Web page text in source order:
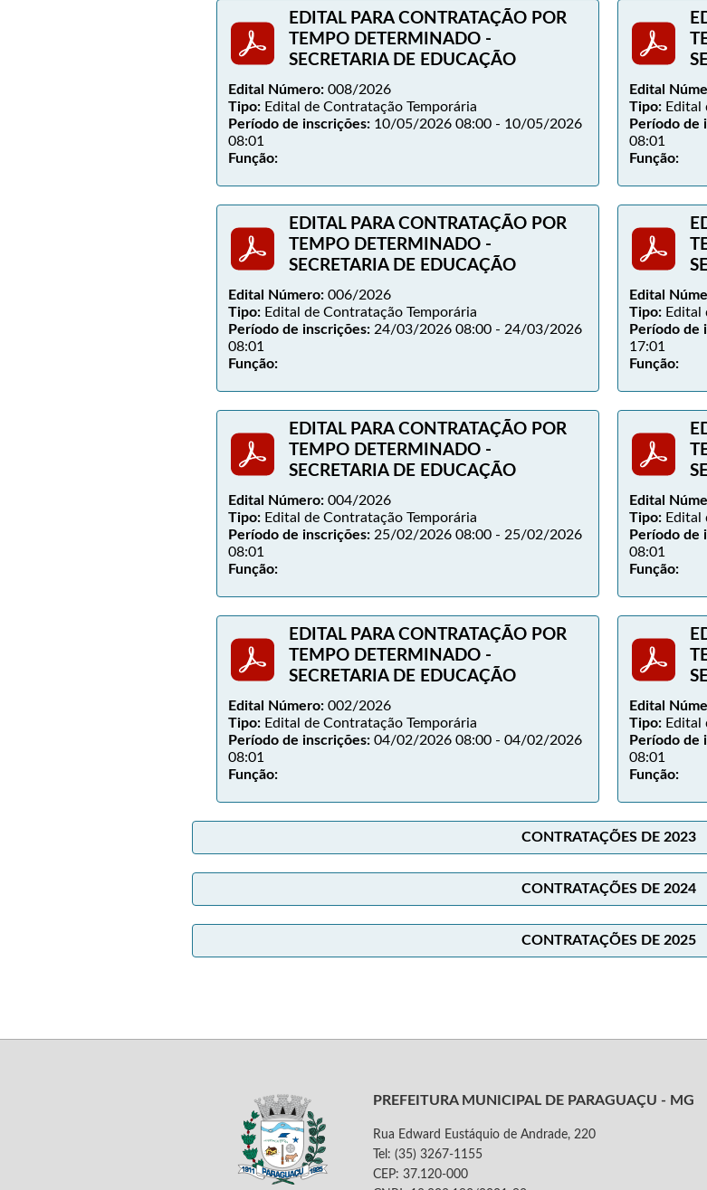
EDITAL PARA CONTRATAÇÃO POR
TEMPO DETERMINADO -
SECRETARIA DE EDUCAÇÃO
Edital Número:008/2026
Tipo:Edital de Contratação Temporária
Período de inscrições:10/05/2026 08:00 - 10/05/2026
08:01
Função:
Edital
Tipo: Edital
Período de
08:01
Função:
EDITAL PARA CONTRATAÇÃO POR
TEMPO DETERMINADO -
SECRETARIA DE EDUCAÇÃO
Edital Número:006/2026
Tipo:Edital de Contratação Temporária
Período de inscrições:24/03/2026 08:00 - 24/03/2026
08:01
Função:
Edital
Tipo: Edital
Período de
17:01
Função:
EDITAL PARA CONTRATAÇÃO POR
TEMPO DETERMINADO -
SECRETARIA DE EDUCAÇÃO
Edital Número:004/2026
Tipo:Edital de Contratação Temporária
Período de inscrições:25/02/2026 08:00 - 25/02/2026
08:01
Função:
Edital
Tipo: Edital
Período de
08:01
Função:
EDITAL PARA CONTRATAÇÃO POR
TEMPO DETERMINADO -
SECRETARIA DE EDUCAÇÃO
Edital Número:002/2026
Tipo:Edital de Contratação Temporária
Período de inscrições:04/02/2026 08:00 - 04/02/2026
08:01
Função:
Edital
Tipo: Edital
Período de
08:01
Função:
CONTRATAÇÕES DE 2023
CONTRATAÇÕES DE 2024
CONTRATAÇÕES DE 2025
PREFEITURA MUNICIPAL DE PARAGUAÇU - MG
Rua Edward Eustáquio de Andrade, 220
Tel: (35) 3267-1155
CEP: 37.120-000